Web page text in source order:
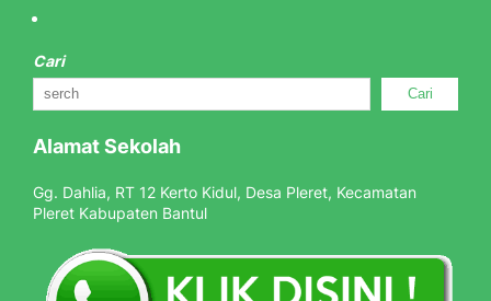
Cari
Cari
Alamat Sekolah
Gg. Dahlia, RT 12 Kerto Kidul, Desa Pleret, Kecamatan
Pleret Kabupaten Bantul